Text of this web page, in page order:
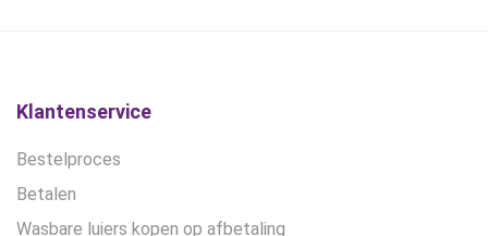
Klantenservice
Bestelproces
Betalen
Wasbare luiers kopen op afbetaling